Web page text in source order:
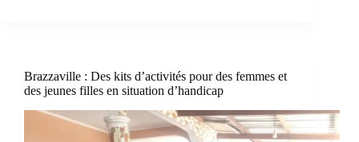
Brazzaville : Des kits d’activités pour des femmes et
des jeunes filles en situation d’handicap